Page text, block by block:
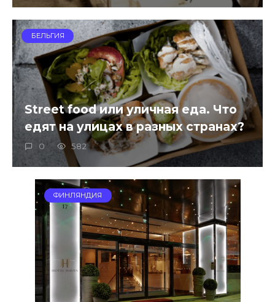
БЕЛЬГИЯ
Street food или уличная еда. Что
едят на улицах в разных странах?
0 582
ФИНЛЯНДИЯ